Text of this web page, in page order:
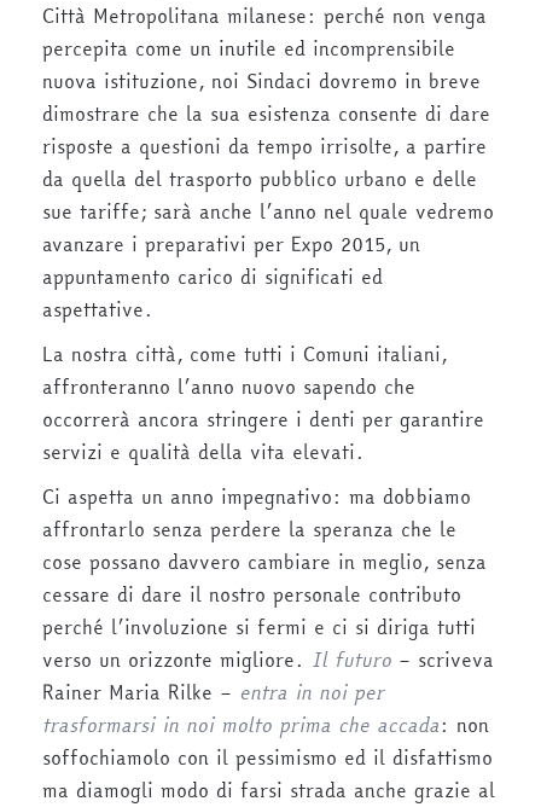
Città Metropolitana milanese: perché non venga
percepita come un inutile ed incomprensibile
nuova istituzione, noi Sindaci dovremo in breve
dimostrare che la sua esistenza consente di dare
risposte a questioni da tempo irrisolte, a partire
da quella del trasporto pubblico urbano e delle
sue tariffe; sarà anche l’anno nel quale vedremo
avanzare i preparativi per Expo 2015, un
appuntamento carico di significati ed
aspettative.
La nostra città, come tutti i Comuni italiani,
affronteranno l’anno nuovo sapendo che
occorrerà ancora stringere i denti per garantire
servizi e qualità della vita elevati.
Ci aspetta un anno impegnativo: ma dobbiamo
affrontarlo senza perdere la speranza che le
cose possano davvero cambiare in meglio, senza
cessare di dare il nostro personale contributo
perché l’involuzione si fermi e ci si diriga tutti
verso un orizzonte migliore. Il futuro – scriveva
Rainer Maria Rilke – entra in noi per
trasformarsi in noi molto prima che accada: non
soffochiamolo con il pessimismo ed il disfattismo
ma diamogli modo di farsi strada anche grazie al